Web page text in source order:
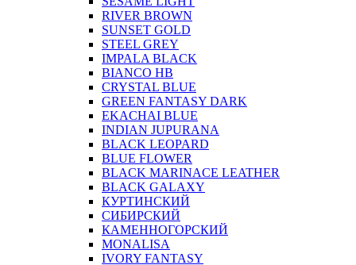
RIVER BROWN
SUNSET GOLD
STEEL GREY
IMPALA BLACK
BIANCO HB
CRYSTAL BLUE
GREEN FANTASY DARK
EKACHAI BLUE
INDIAN JUPURANA
BLACK LEOPARD
BLUE FLOWER
BLACK MARINACE LEATHER
BLACK GALAXY
КУРТИНСКИЙ
СИБИРСКИЙ
КАМЕННОГОРСКИЙ
MONALISA
IVORY FANTASY